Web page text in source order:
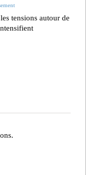
tensions autour de